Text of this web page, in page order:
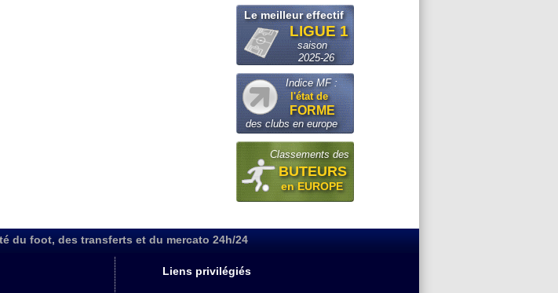
Le meilleur effectif
LIGUE 1
saison
2025-26
Indice MF :
l'état de
FORME
des clubs en europe
Classements des
BUTEURS
en EUROPE
du foot, des transferts et du mercato 24h/24
Liens privilégiés